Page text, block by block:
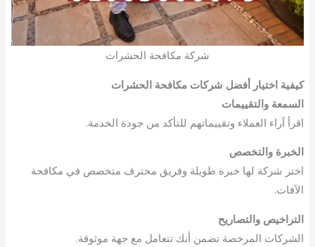
شركة مكافحة الحشرات
كيفية اختيار أفضل شركات مكافحة الحشرات
السمعة والتقييمات
اقرأ آراء العملاء وتقييماتهم للتأكد من جودة الخدمة.
الخبرة والتخصص
اختر شركة لها خبرة طويلة وفريق محترف متخصص في مكافحة
الآفات.
التراخيص والتصاريح
الشركات المرخصة تضمن أنك تتعامل مع جهة موثوقة.